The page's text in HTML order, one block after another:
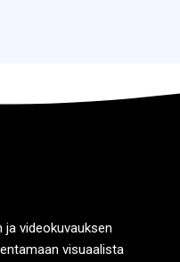
ja videokuvauksen
visuaalista